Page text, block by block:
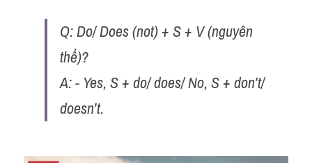
Q: Do/ Does (not) + S + V (nguyên
thể)?
A: - Yes, S + do/ does/ No, S + don’t/
doesn’t.